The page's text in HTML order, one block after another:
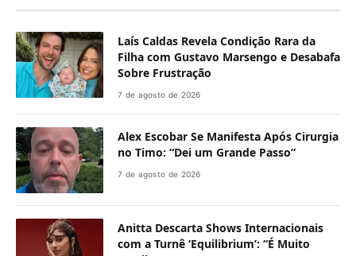
Laís Caldas Revela Condição Rara da
Filha com Gustavo Marsengo e Desabafa
Sobre Frustração
7 de agosto de 2026
Alex Escobar Se Manifesta Após Cirurgia
no Timo: “Dei um Grande Passo”
7 de agosto de 2026
Anitta Descarta Shows Internacionais
com a Turnê ‘Equilibrium’: “É Muito